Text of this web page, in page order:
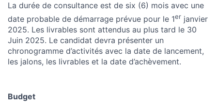
La durée de consultance est de six (6) mois avec une
date probable de démarrage prévue pour le 1er janvier
2025. Les livrables sont attendus au plus tard le 30
Juin 2025. Le candidat devra présenter un
chronogramme d’activités avec la date de lancement,
les jalons, les livrables et la date d’achèvement.
Budget